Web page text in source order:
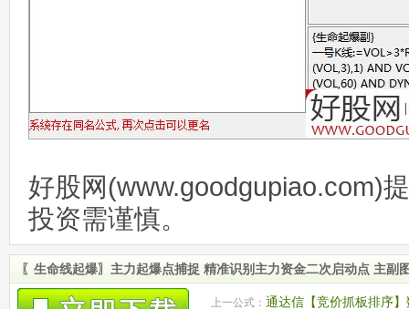
好股网(www.goodgupiao.com)
投资需谨慎。
〖生命线起爆〗主力起爆点捕捉 精准识别主力资金二次启动点 主副
上一公式： 通达信【竞价抓板排序